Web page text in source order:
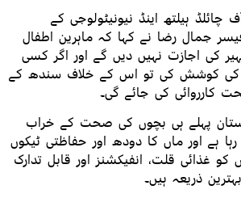
ہیلتھ اینڈ نیونیٹولوجی کے
جمال رضا نے کہا کہ ماہرین اطفال
کی اجازت نہیں دیں گے اور اگر کسی
کی کوشش کی تو اس کے خلاف سندھ کے
کارروائی کی جائے گی۔
پہلے ہی بچوں کی صحت کے خراب
ہے اور ماں کا دودھ اور حفاظتی ٹیکوں
غذائی قلت، انفیکشنز اور قابل تدارک
ذریعہ ہیں۔